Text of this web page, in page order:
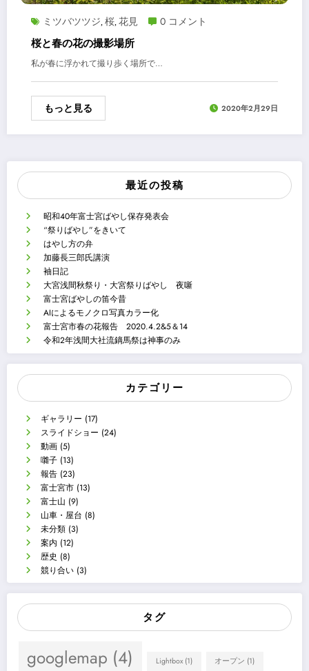
ミツバツツジ, 桜, 花見 0 コメント
桜と春の花の撮影場所
私が春に浮かれて撮り歩く場所で…
もっと見る 2020年2月29日
最近の投稿
昭和40年富士宮ばやし保存発表会
“祭りばやし”をきいて
はやし方の弁
加藤長三郎氏講演
袖日記
大宮浅間秋祭り・大宮祭りばやし 夜噺
富士宮ばやしの笛今昔
AIによるモノクロ写真カラー化
富士宮市春の花報告 2020.4.2&5＆14
令和2年浅間大社流鏑馬祭は神事のみ
カテゴリー
ギャラリー (17)
スライドショー (24)
動画 (5)
囃子 (13)
報告 (23)
富士宮市 (13)
富士山 (9)
山車・屋台 (8)
未分類 (3)
案内 (12)
歴史 (8)
競り合い (3)
タグ
googlemap (4) Lightbox(1) オープン (1)